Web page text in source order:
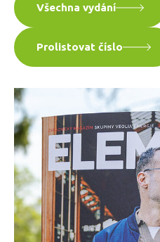
Všechna vydání
Prolistovat číslo